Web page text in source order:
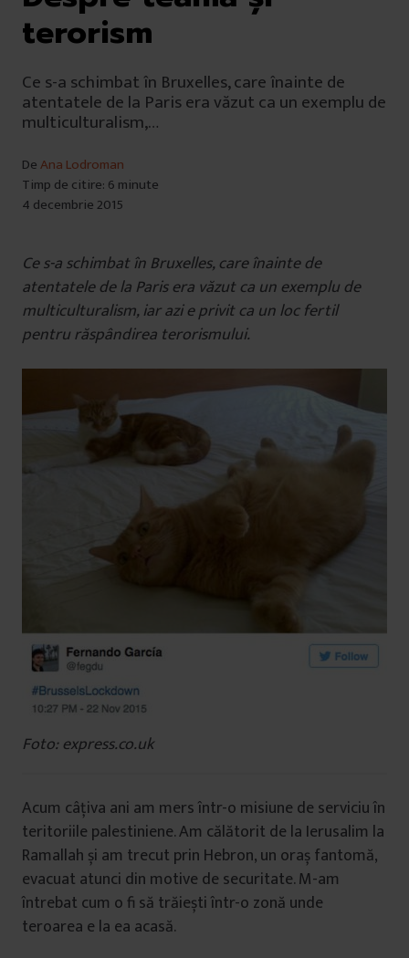
terorism
Ce s-a schimbat în Bruxelles, care înainte de
atentatele de la Paris era văzut ca un exemplu de
multiculturalism,…
DeAna Lodroman
Timp de citire: 6 minute
4 decembrie 2015
Ce s-a schimbat în Bruxelles, care înainte de
atentatele de la Paris era văzut ca un exemplu de
multiculturalism, iar azi e privit ca un loc fertil
pentru răspândirea terorismului.
Foto: express.co.uk
Acum câțiva ani am mers într-o misiune de serviciu în
teritoriile palestiniene. Am călătorit de la Ierusalim la
Ramallah și am trecut prin Hebron, un oraș fantomă,
evacuat atunci din motive de securitate. M-am
întrebat cum o fi să trăiești într-o zonă unde
teroarea e la ea acasă.